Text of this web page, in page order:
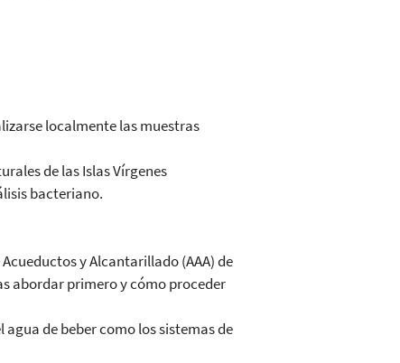
localmente las muestras
de las Islas Vírgenes
bacteriano.
y Alcantarillado (AAA) de
abordar primero y cómo proceder
de beber como los sistemas de